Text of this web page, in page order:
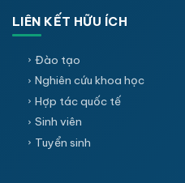
LIÊN KẾT HỮU ÍCH
Đào tạo
Nghiên cứu khoa học
Hợp tác quốc tế
Sinh viên
Tuyển sinh